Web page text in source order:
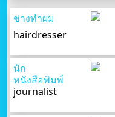
ช่างทำผม
hairdresser
นัก
หนังสือพิมพ์
journalist